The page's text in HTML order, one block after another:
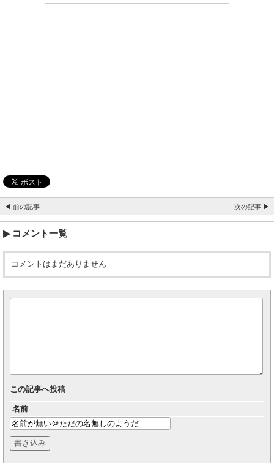
◀ 前の記事 次の記事 ▶
コメント一覧
コメントはまだありません
この記事へ投稿
名前